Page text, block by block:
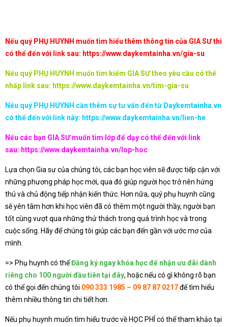
Nếu quý PHỤ HUYNH muốn tìm hiểu thêm thông tin của GIA SƯ thì
có thể đến với link sau: https://www.daykemtainha.vn/gia-su
Nếu quý PHỤ HUYNH muốn tìm kiếm GIA SƯ theo yêu cầu có thể
nhấp link sau: https://www.daykemtainha.vn/tim-gia-su
Nếu quý PHỤ HUYNH cần thêm sự tư vấn đến từ Daykemtainha.vn
có thể đến với link này: https://www.daykemtainha.vn/lien-he
Nếu các bạn GIA SƯ muốn tìm lớp để dạy có thể đến với link
sau: https://www.daykemtainha.vn/lop-hoc
Lựa chọn Gia sư của chúng tôi, các bạn học viên sẽ được tiếp cận với
những phương pháp học mới, qua đó giúp người học trở nên hứng
thú và chủ động tiếp nhận kiến thức. Hơn nữa, quý phụ huynh cũng
sẽ yên tâm hơn khi học viên đã có thêm một người thầy, người bạn
tốt cùng vượt qua những thử thách trong quá trình học và trong
cuộc sống. Hãy để chúng tôi giúp các bạn đến gần với ước mơ của
mình.
=> Phụ huynh có thểĐăng ký ngay khóa học để nhận ưu đãi dành
riêng cho 100 người đầu tiên tại đây, hoặc nếu có gì không rõ bạn
có thể gọi đến chúng tôi 090 333 1985 – 09 87 87 0217để tìm hiểu
thêm nhiều thông tin chi tiết hơn.
Nếu phụ huynh muốn tìm hiểu trước về HỌC PHÍ có thể tham khảo tại